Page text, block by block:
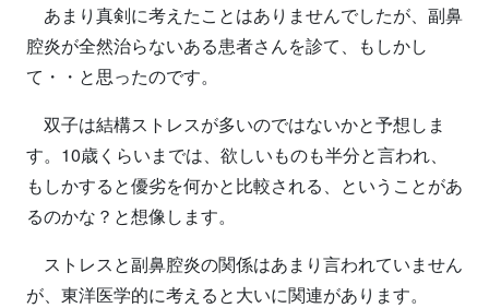
あまり真剣に考えたことはありませんでしたが、副鼻
腔炎が全然治らないある患者さんを診て、もしかし
て・・と思ったのです。
双子は結構ストレスが多いのではないかと予想しま
す。10歳くらいまでは、欲しいものも半分と言われ、
もしかすると優劣を何かと比較される、ということがあ
るのかな？と想像します。
ストレスと副鼻腔炎の関係はあまり言われていません
が、東洋医学的に考えると大いに関連があります。